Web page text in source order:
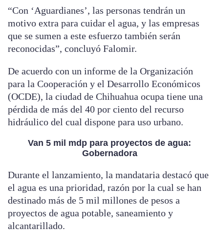
“Con ‘Aguardianes’, las personas tendrán un
motivo extra para cuidar el agua, y las empresas
que se sumen a este esfuerzo también serán
reconocidas”, concluyó Falomir.
De acuerdo con un informe de la Organización
para la Cooperación y el Desarrollo Económicos
(OCDE), la ciudad de Chihuahua ocupa tiene una
pérdida de más del 40 por ciento del recurso
hidráulico del cual dispone para uso urbano.
Van 5 mil mdp para proyectos de agua:
Gobernadora
Durante el lanzamiento, la mandataria destacó que
el agua es una prioridad, razón por la cual se han
destinado más de 5 mil millones de pesos a
proyectos de agua potable, saneamiento y
alcantarillado.